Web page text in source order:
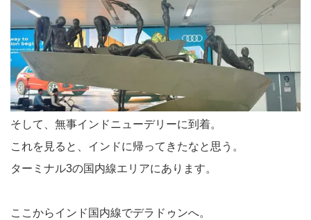
そして、無事インドニューデリーに到着。
これを見ると、インドに帰ってきたなと思う。
ターミナル3の国内線エリアにあります。
ここからインド国内線でデラドゥンへ。